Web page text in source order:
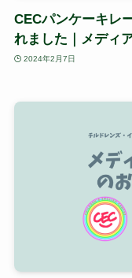
CECパンケーキレ
れました｜メディ
2024年2月7日